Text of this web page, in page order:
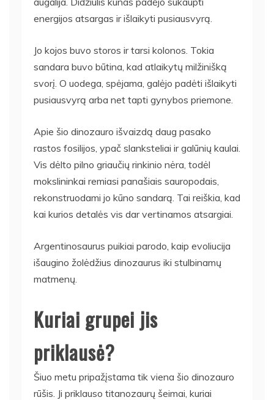
energijos atsargas ir išlaikyti pusiausvyrą.
Jo kojos buvo storos ir tarsi kolonos. Tokia
sandara buvo būtina, kad atlaikytų milžinišką
svorį. O uodega, spėjama, galėjo padėti išlaikyti
pusiausvyrą arba net tapti gynybos priemone.
Apie šio dinozauro išvaizdą daug pasako
rastos fosilijos, ypač slanksteliai ir galūnių kaulai.
Vis dėlto pilno griaučių rinkinio nėra, todėl
mokslininkai remiasi panašiais sauropodais,
rekonstruodami jo kūno sandarą. Tai reiškia, kad
kai kurios detalės vis dar vertinamos atsargiai.
Argentinosaurus puikiai parodo, kaip evoliucija
išaugino žolėdžius dinozaurus iki stulbinamų
matmenų.
Kuriai grupei jis
priklausė?
Šiuo metu pripažįstama tik viena šio dinozauro
rūšis. Ji priklauso titanozaurų šeimai, kuriai